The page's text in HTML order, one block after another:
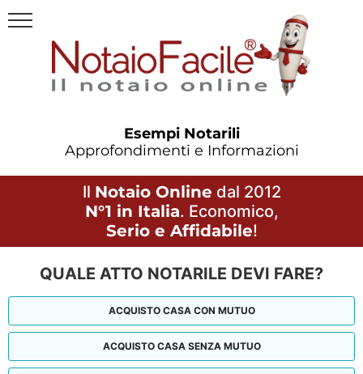
Esempi Notarili
Approfondimenti e Informazioni
Il Notaio Online dal 2012
N°1 in Italia. Economico,
Serio e Affidabile!
QUALE ATTO NOTARILE DEVI FARE?
ACQUISTO CASA CON MUTUO
ACQUISTO CASA SENZA MUTUO